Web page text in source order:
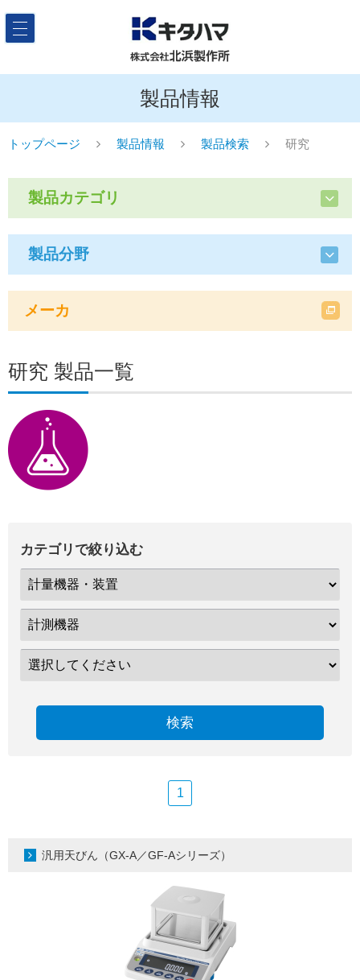
製品情報
トップページ 製品情報 製品検索 研究
製品カテゴリ
製品分野
メーカ
研究 製品一覧
カテゴリで絞り込む
検索
1
汎用天びん（GX-A／GF-Aシリーズ）